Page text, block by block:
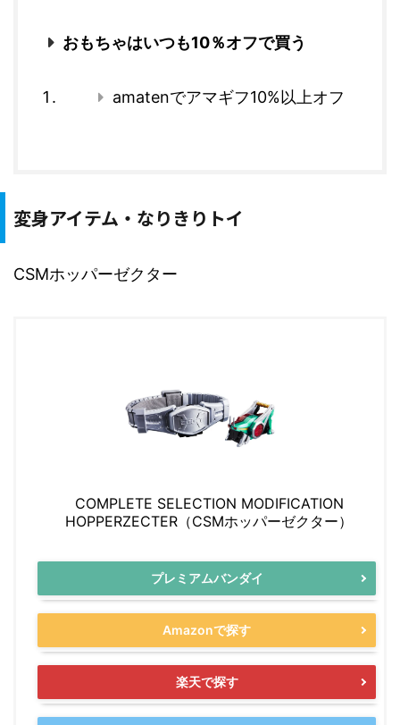
おもちゃはいつも10％オフで買う
amatenでアマギフ10%以上オフ
変身アイテム・なりきりトイ
CSMホッパーゼクター
COMPLETE SELECTION MODIFICATION
HOPPERZECTER（CSMホッパーゼクター）
プレミアムバンダイ
Amazonで探す
楽天で探す